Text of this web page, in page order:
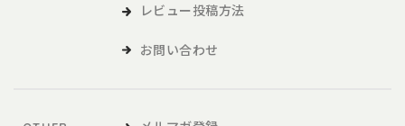
レビュー投稿方法
お問い合わせ